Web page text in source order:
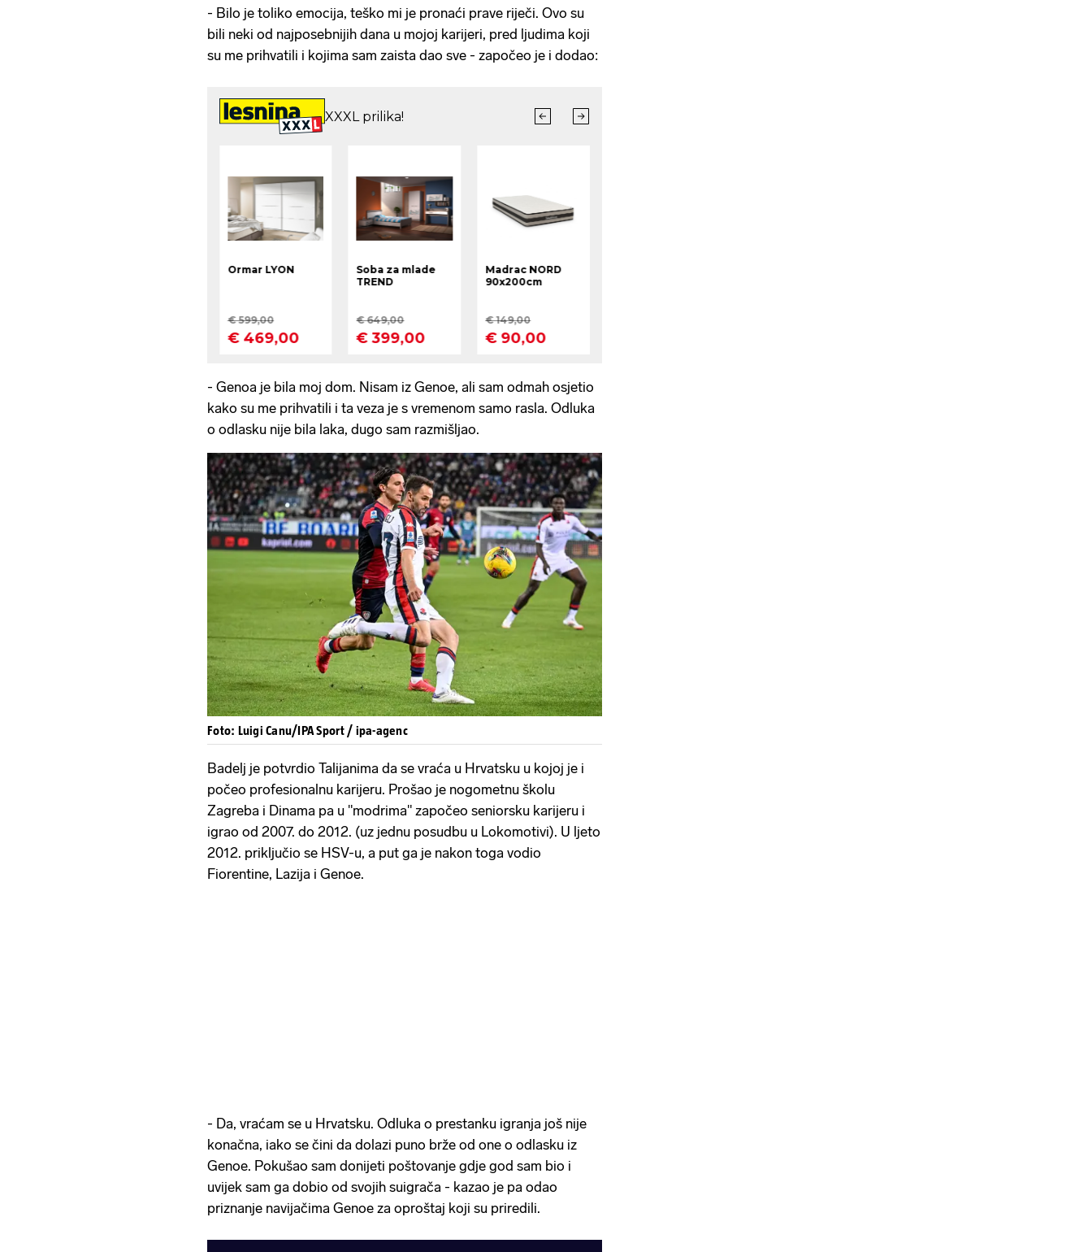
- Bilo je toliko emocija, teško mi je pronaći prave riječi. Ovo su
bili neki od najposebnijih dana u mojoj karijeri, pred ljudima koji
su me prihvatili i kojima sam zaista dao sve - započeo je i dodao:
- Genoa je bila moj dom. Nisam iz Genoe, ali sam odmah osjetio
kako su me prihvatili i ta veza je s vremenom samo rasla. Odluka
o odlasku nije bila laka, dugo sam razmišljao.
Foto: Luigi Canu/IPA Sport / ipa-agenc
Badelj je potvrdio Talijanima da se vraća u Hrvatsku u kojoj je i
počeo profesionalnu karijeru. Prošao je nogometnu školu
Zagreba i Dinama pa u "modrima" započeo seniorsku karijeru i
igrao od 2007. do 2012. (uz jednu posudbu u Lokomotivi). U ljeto
2012. priključio se HSV-u, a put ga je nakon toga vodio
Fiorentine, Lazija i Genoe.
- Da, vraćam se u Hrvatsku. Odluka o prestanku igranja još nije
konačna, iako se čini da dolazi puno brže od one o odlasku iz
Genoe. Pokušao sam donijeti poštovanje gdje god sam bio i
uvijek sam ga dobio od svojih suigrača - kazao je pa odao
priznanje navijačima Genoe za oproštaj koji su priredili.